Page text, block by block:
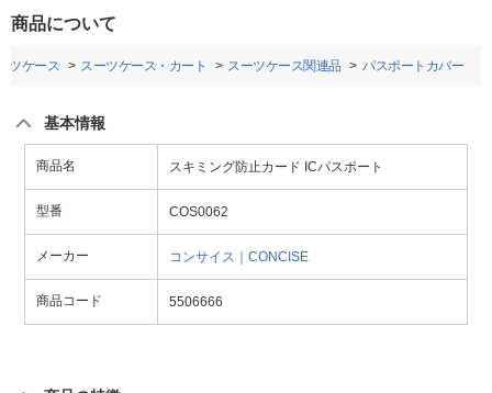
商品について
ツケース スーツケース・カート スーツケース関連品 パスポートカバー
基本情報
商品名 スキミング防止カード ICパスポート
型番 COS0062
メーカー コンサイス｜CONCISE
商品コード 5506666